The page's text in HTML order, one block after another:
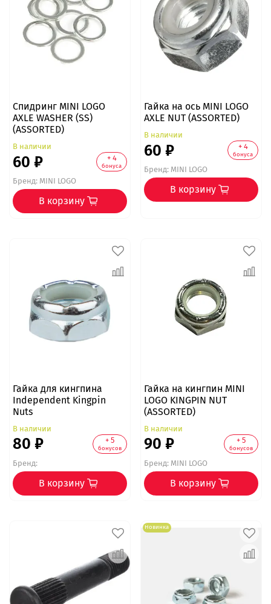
Спидринг MINI LOGO
AXLE WASHER (SS)
(ASSORTED)
В наличии
60 ₽ + 4
бонуса
Бренд:MINI LOGO
В корзину
Гайка на ось MINI LOGO
AXLE NUT (ASSORTED)
В наличии
60 ₽ + 4
бонуса
Бренд:MINI LOGO
В корзину
Гайка для кингпина
Independent Kingpin
Nuts
В наличии
80 ₽ + 5
бонусов
Бренд:
В корзину
Гайка на кингпин MINI
LOGO KINGPIN NUT
(ASSORTED)
В наличии
90 ₽ + 5
бонусов
Бренд:MINI LOGO
В корзину
Новинка